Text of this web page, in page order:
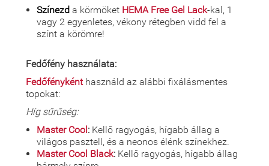
Színezd a körmöket HEMA Free Gel Lack-kal, 1
vagy 2 egyenletes, vékony rétegben vidd fel a
színt a körömre!
Fedőfény használata:
Fedőfénykénthasználd az alábbi fixálásmentes
topokat:
Híg sűrűség:
Master Cool: Kellő ragyogás, hígabb állag a
világos pasztell, és a neonos élénk színekhez.
Master Cool Black: Kellő ragyogás, hígabb állag